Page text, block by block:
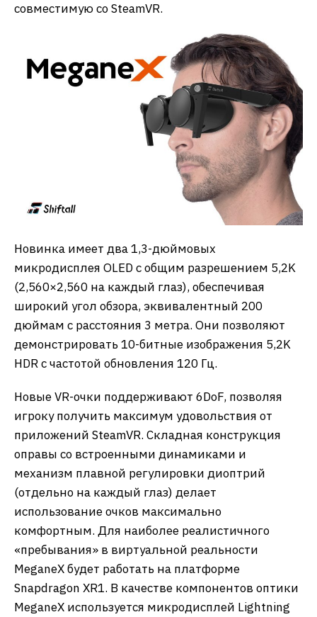
совместимую со SteamVR.
Новинка имеет два 1,3-дюймовых
микродисплея OLED с общим разрешением 5,2K
(2,560×2,560 на каждый глаз), обеспечивая
широкий угол обзора, эквивалентный 200
дюймам с расстояния 3 метра. Они позволяют
демонстрировать 10-битные изображения 5,2K
HDR с частотой обновления 120 Гц.
Новые VR-очки поддерживают 6DoF, позволяя
игроку получить максимум удовольствия от
приложений SteamVR. Складная конструкция
оправы со встроенными динамиками и
механизм плавной регулировки диоптрий
(отдельно на каждый глаз) делает
использование очков максимально
комфортным. Для наиболее реалистичного
«пребывания» в виртуальной реальности
MeganeX будет работать на платформе
Snapdragon XR1. В качестве компонентов оптики
MeganeX используется микродисплей Lightning